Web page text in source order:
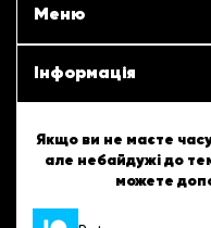
Меню
Наші проєкти
Інформація
ШБТурнір
ШБТворчість
Якщо ви не маєте часу
але небайдужі до
можете